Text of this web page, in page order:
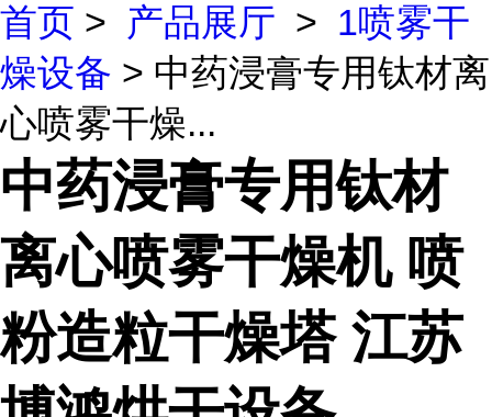
首页 > 产品展厅 > 1喷雾干
燥设备 > 中药浸膏专用钛材离
心喷雾干燥...
中药浸膏专用钛材
离心喷雾干燥机 喷
粉造粒干燥塔 江苏